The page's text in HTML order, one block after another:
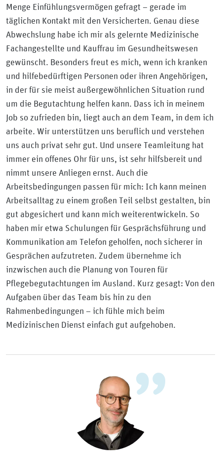
Menge Einfühlungsvermögen gefragt – gerade im
täglichen Kontakt mit den Versicherten. Genau diese
Abwechslung habe ich mir als gelernte Medizinische
Fachangestellte und Kauffrau im Gesundheitswesen
gewünscht. Besonders freut es mich, wenn ich kranken
und hilfebedürftigen Personen oder ihren Angehörigen,
in der für sie meist außergewöhnlichen Situation rund
um die Begutachtung helfen kann. Dass ich in meinem
Job so zufrieden bin, liegt auch an dem Team, in dem ich
arbeite. Wir unterstützen uns beruflich und verstehen
uns auch privat sehr gut. Und unsere Teamleitung hat
immer ein offenes Ohr für uns, ist sehr hilfsbereit und
nimmt unsere Anliegen ernst. Auch die
Arbeitsbedingungen passen für mich: Ich kann meinen
Arbeitsalltag zu einem großen Teil selbst gestalten, bin
gut abgesichert und kann mich weiterentwickeln. So
haben mir etwa Schulungen für Gesprächsführung und
Kommunikation am Telefon geholfen, noch sicherer in
Gesprächen aufzutreten. Zudem übernehme ich
inzwischen auch die Planung von Touren für
Pflegebegutachtungen im Ausland. Kurz gesagt: Von den
Aufgaben über das Team bis hin zu den
Rahmenbedingungen – ich fühle mich beim
Medizinischen Dienst einfach gut aufgehoben.